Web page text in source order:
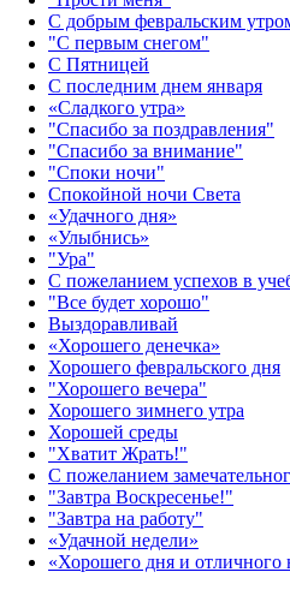
С добрым февральским
"С первым снегом"
С Пятницей
С последним днем января
«Сладкого утра»‎
"Спасибо за поздравления"
"Спасибо за внимание"
"Споки ночи"
Спокойной ночи Света
«Удачного дня»‎
«Улыбнись»‎
"Ура"
С пожеланием успехов в
"Все будет хорошо"
Выздоравливай
«‎Хорошего денечка»‎
Хорошего февральского дня
"Хорошего вечера"
Хорошего зимнего утра
Хорошей среды
"Хватит Жрать!"
С пожеланием
"Завтра Воскресенье!"
"Завтра на работу"
«Удачной недели»‎
«Хорошего дня и отличного